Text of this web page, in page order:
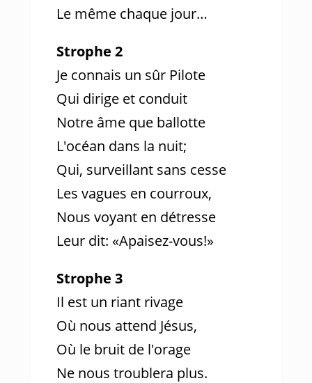
Le même chaque jour…
Strophe 2
Je connais un sûr Pilote
Qui dirige et conduit
Notre âme que ballotte
L'océan dans la nuit;
Qui, surveillant sans cesse
Les vagues en courroux,
Nous voyant en détresse
Leur dit: «Apaisez-vous!»
Strophe 3
Il est un riant rivage
Où nous attend Jésus,
Où le bruit de l'orage
Ne nous troublera plus.